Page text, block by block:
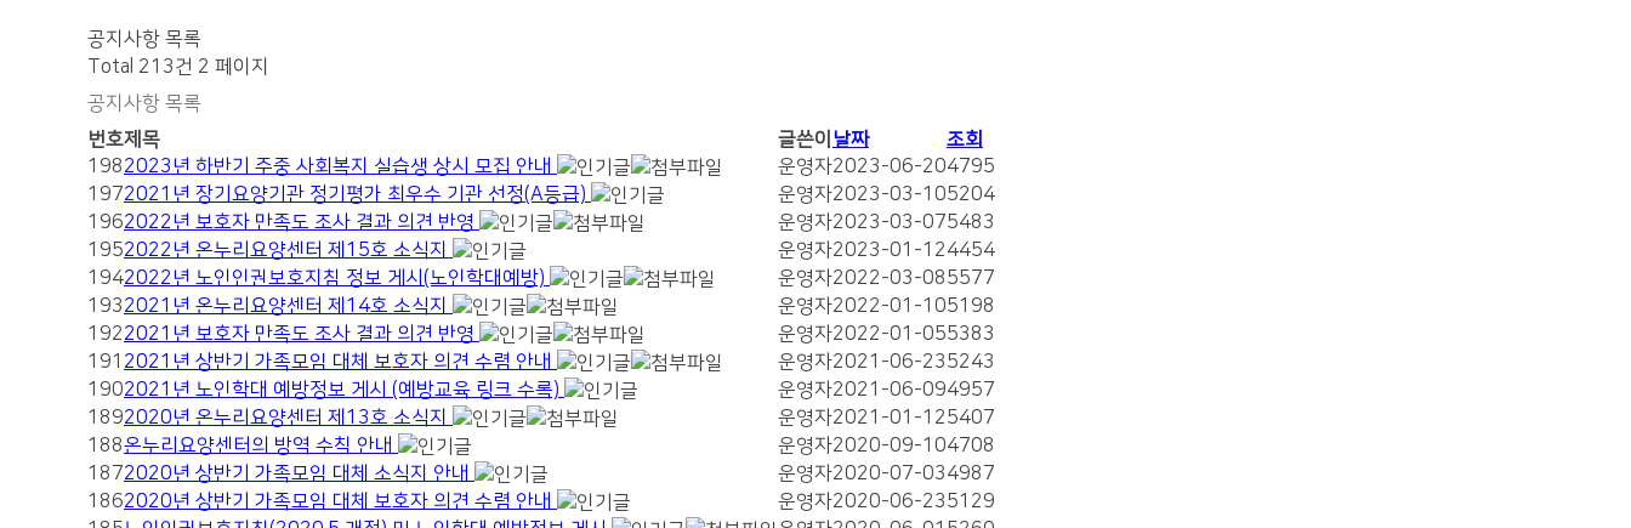
공지사항 목록
Total 213건 2 페이지
공지사항 목록
번호제목 글쓴이 날짜
조회
1982023년 하반기 주중 사회복지 실습생 상시 모집 안내 운영자2023-06-204795
1972021년 장기요양기관 정기평가 최우수 기관 선정(A등급) 운영자2023-03-105204
1962022년 보호자 만족도 조사 결과 의견 반영 운영자2023-03-075483
1952022년 온누리요양센터 제15호 소식지 운영자2023-01-124454
1942022년 노인인권보호지침 정보 게시(노인학대예방) 운영자2022-03-085577
1932021년 온누리요양센터 제14호 소식지 운영자2022-01-105198
1922021년 보호자 만족도 조사 결과 의견 반영 운영자2022-01-055383
191 2021년 상반기 가족모임 대체 보호자 의견 수렴 안내 운영자2021-06-235243
1902021년 노인학대 예방정보 게시 (예방교육 링크 수록) 운영자2021-06-094957
1892020년 온누리요양센터 제13호 소식지 운영자2021-01-125407
188온누리요양센터의 방역 수칙 안내 운영자2020-09-104708
1872020년 상반기 가족모임 대체 소식지 안내 운영자2020-07-034987
1862020년 상반기 가족모임 대체 보호자 의견 수렴 안내 운영자2020-06-235129